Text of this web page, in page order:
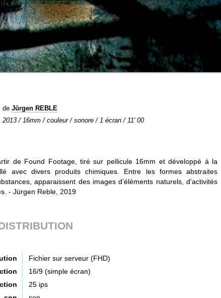
de Jürgen REBLE
2013 / 16mm / couleur / sonore / 1 écran / 11' 00
de Found Footage, tiré sur pellicule 16mm et développé à la
avec divers produits chimiques. Entre les formes abstraites
apparaissent des images d’éléments naturels, d’activités
- Jürgen Reble, 2019
Fichier sur serveur (FHD)
16/9 (simple écran)
25 ips